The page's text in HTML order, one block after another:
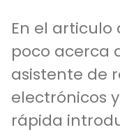
En el
poco acerca
asistente de
electrónicos
rápida